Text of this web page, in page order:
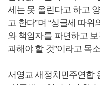
세는 못 올린다고 하고
고 한다”며 “싱글세 따
와 책임자를 파면하고
과해야 할 것”이라고 목
서영교 새정치민주연합